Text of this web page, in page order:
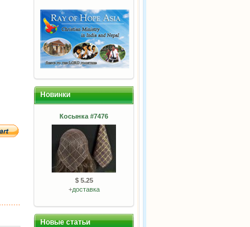
Новинки
Косынка #7476
$ 5.25
+доставка
Новые статьи